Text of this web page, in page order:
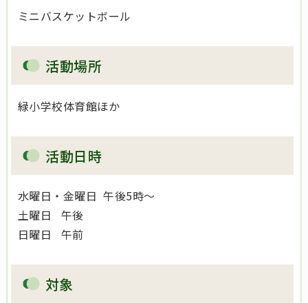
ミニバスケットボール
活動場所
緑小学校体育館ほか
活動日時
水曜日・金曜日 午後5時～
土曜日 午後
日曜日 午前
対象